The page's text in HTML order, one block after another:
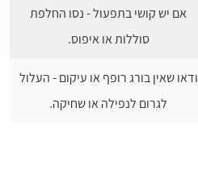
אם יש קושי בתפעול - נסו החלפת
סוללות או איפוס.
ודאו שאין בורג רופף או עיקום - העלול
לגרום לנפילה או שחיקה.